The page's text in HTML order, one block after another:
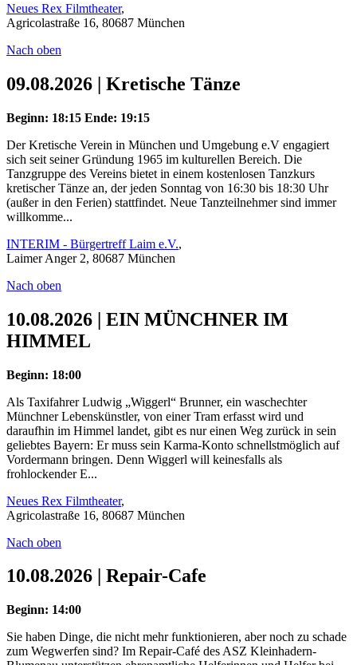
Neues Rex Filmtheater,
Agricolastraße 16, 80687 München
Nach oben
09.08.2026 | Kretische Tänze
Beginn: 18:15 Ende: 19:15
Der Kretische Verein in München und Umgebung e.V engagiert
sich seit seiner Gründung 1965 im kulturellen Bereich. Die
Tanzgruppe des Vereins bietet in einem kostenlosen Tanzkurs
kretischer Tänze an, der jeden Sonntag von 16:30 bis 18:30 Uhr
(außer in den Ferien) stattfindet. Neue Tanzteilnehmer sind immer
willkomme...
INTERIM - Bürgertreff Laim e.V.,
Laimer Anger 2, 80687 München
Nach oben
10.08.2026 | EIN MÜNCHNER IM
HIMMEL
Beginn: 18:00
Als Taxifahrer Ludwig „Wiggerl“ Brunner, ein waschechter
Münchner Lebenskünstler, von einer Tram erfasst wird und
daraufhin im Himmel landet, gibt es nur einen Weg zurück in sein
geliebtes Bayern: Er muss sein Karma-Konto schnellstmöglich auf
Vordermann bringen. Denn Wiggerl will keinesfalls als
frohlockender E...
Neues Rex Filmtheater,
Agricolastraße 16, 80687 München
Nach oben
10.08.2026 | Repair-Cafe
Beginn: 14:00
Sie haben Dinge, die nicht mehr funktionieren, aber noch zu schade
zum Wegwerfen sind? Im Repair-Café des ASZ Kleinhadern-